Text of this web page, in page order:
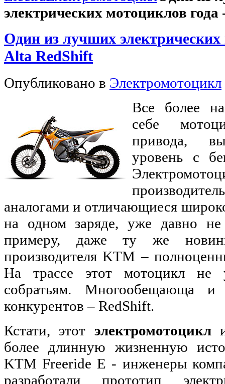
электрических мотоциклов
Один из лучших электрических
Alta RedShift
Опубликовано в Электромотоцикл
Все более
себе
привода,
уровень с
аналогами и отличающиеся
на одном заряде, уже давно не
примеру, даже ту же
производителя KTM –
На трассе этот мотоцикл не
собратьям. Многообещающа и
конкурентов – RedShift.
Кстати, этот электромотоцикл
более длинную жизненную
KTM Freeride E - инженеры
разработали прототип